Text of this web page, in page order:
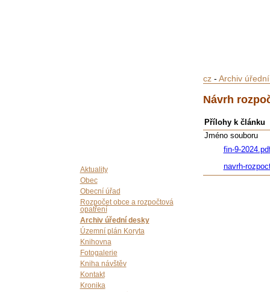
Aktuality
Obec
Obecní úřad
Rozpočet obce a rozpočtová
opatření
Archiv úřední desky
Územní plán Koryta
Knihovna
Fotogalerie
Kniha návštěv
Kontakt
Kronika
cz- Archiv
Návrh
Přílohy k článku
Jméno souboru
fin-9-
navrh-